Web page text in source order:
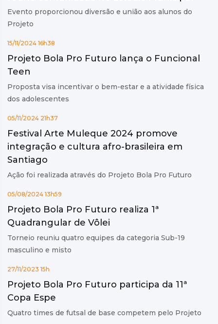
Evento proporcionou diversão e união aos alunos do
Projeto
15/11/2024 16h38
Projeto Bola Pro Futuro lança o Funcional
Teen
Proposta visa incentivar o bem-estar e a atividade física
dos adolescentes
05/11/2024 21h37
Festival Arte Muleque 2024 promove
integração e cultura afro-brasileira em
Santiago
Ação foi realizada através do Projeto Bola Pro Futuro
05/08/2024 13h59
Projeto Bola Pro Futuro realiza 1ª
Quadrangular de Vôlei
Torneio reuniu quatro equipes da categoria Sub-19
masculino e misto
27/11/2023 15h
Projeto Bola Pro Futuro participa da 11ª
Copa Espe
Quatro times de futsal de base competem pelo Projeto